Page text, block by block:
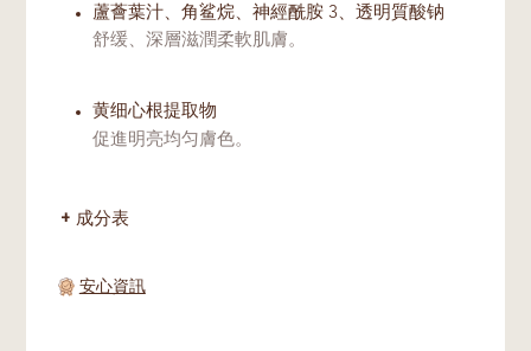
蘆薈葉汁、角鲨烷、神經酰胺 3、透明質酸钠
舒缓、深層滋潤柔軟肌膚。
黄细心根提取物
促進明亮均匀膚色。
成分表
安心資訊